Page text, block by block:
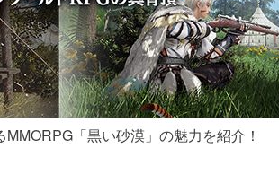
「黒い砂漠」の魅力を紹介！